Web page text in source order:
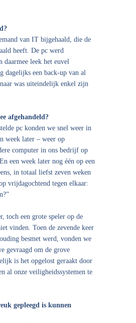
van IT bijgehaald, die de
heeft. De pc werd
daarmee leek het euvel
dagelijks een back-up van al
was uiteindelijk enkel zijn
afgehandeld?
pc konden we snel weer in
week later – weer op
computer in ons bedrijf op
een week later nog één op een
in totaal liefst zeven weken
vrijdagochtend tegen elkaar:
toch een grote speler op de
vinden. Toen de zevende keer
besmet werd, vonden we
gevraagd om de grove
is het opgelost geraakt door
al onze veiligheidssystemen te
gepleegd is kunnen